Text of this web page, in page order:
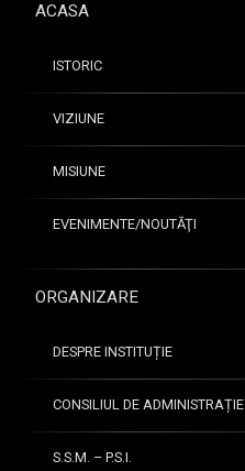
ACASA
ISTORIC
VIZIUNE
MISIUNE
EVENIMENTE/NOUTĂŢI
ORGANIZARE
DESPRE INSTITUȚIE
CONSILIUL DE ADMINISTRAȚIE
S.S.M. – P.S.I.